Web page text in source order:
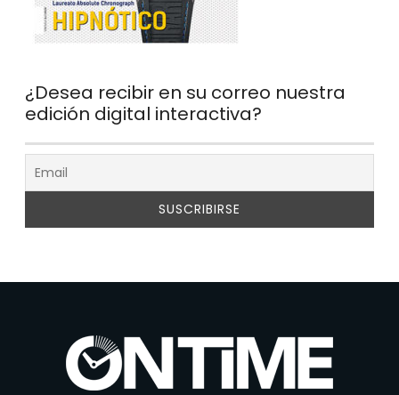
¿Desea recibir en su correo nuestra
edición digital interactiva?